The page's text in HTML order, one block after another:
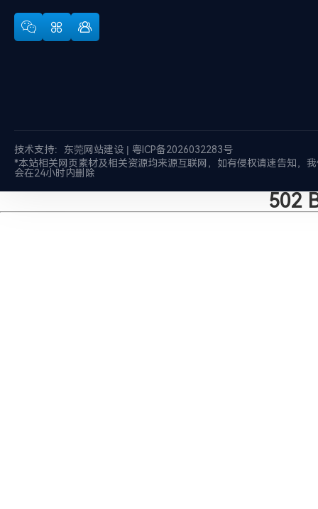
技术支持： 东莞网站建设| 粤ICP备2026032283号
*本站相关网页素材及相关资源均来源互联网，如有侵权请速告知，
会在24小时内删除
502